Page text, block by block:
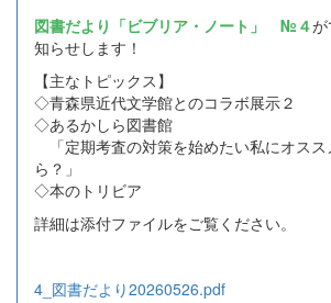
図書だより「ビブリア・ノート」 №４
知らせします！
【主なトピックス】
◇青森県近代文学館とのコラボ展示２
◇あるかしら図書館
「定期考査の対策を始めたい私にオスス
ら？」
◇本のトリビア
詳細は添付ファイルをご覧ください。
4_図書だより20260526.pdf